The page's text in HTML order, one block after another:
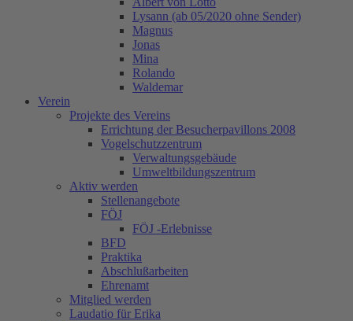
Lysann (ab 05/2020 ohne Sender)
Magnus
Jonas
Mina
Rolando
Waldemar
Verein
Projekte des Vereins
Errichtung der Besucherpavillons 2008
Vogelschutzzentrum
Verwaltungsgebäude
Umweltbildungszentrum
Aktiv werden
Stellenangebote
FÖJ
FÖJ -Erlebnisse
BFD
Praktika
Abschlußarbeiten
Ehrenamt
Mitglied werden
Laudatio für Erika